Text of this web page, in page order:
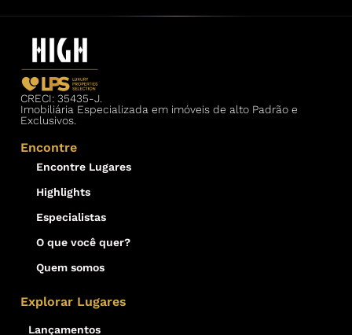
CRECI: 35435-J.
Imobiliária Especializada em imóveis de alto Padrão e
Exclusivos.
Encontre
Encontre Lugares
Highlights
Especialistas
O que você quer?
Quem somos
Explorar Lugares
Lançamentos